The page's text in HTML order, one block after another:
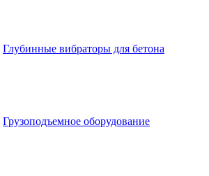
Глубинные вибраторы для бетона
Грузоподъемное оборудование